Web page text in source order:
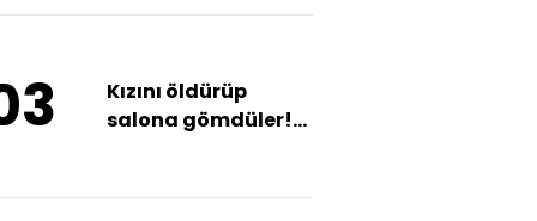
Kızını öldürüp
salona gömdüler!
ortaya çıktı